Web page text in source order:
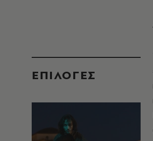
EΠΙΛΟΓΈΣ